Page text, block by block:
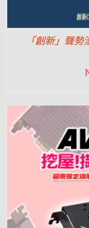
「創新」聲